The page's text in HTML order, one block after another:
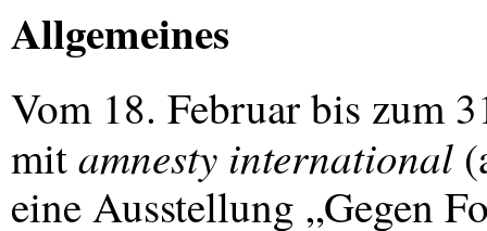
Allgemeines
Vom 18. Februar bis zum
mitamnesty international
eine Ausstellung „Gegen